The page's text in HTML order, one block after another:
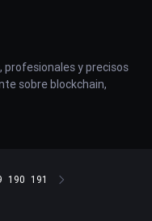
y precisos
sobre blockchain,
190 191